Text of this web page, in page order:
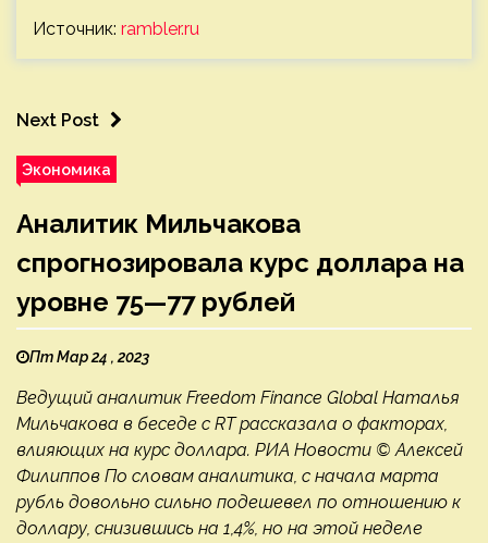
Источник: rambler.ru
Next Post
Экономика
Аналитик Мильчакова
спрогнозировала курс доллара на
уровне 75—77 рублей
Пт Мар 24 , 2023
Ведущий аналитик Freedom Finance Global Наталья
Мильчакова в беседе с RT рассказала о факторах,
влияющих на курс доллара. РИА Новости © Алексей
Филиппов По словам аналитика, с начала марта
рубль довольно сильно подешевел по отношению к
доллару, снизившись на 1,4%, но на этой неделе